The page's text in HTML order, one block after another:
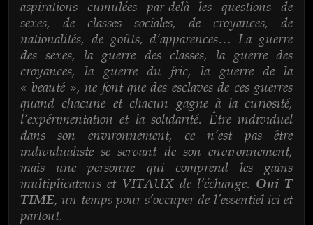
aspirations cumulées par-delà les questions de
sexes, de classes sociales, de croyances, de
nationalités, de goûts, d’apparences… La guerre
des sexes, la guerre des classes, la guerre des
croyances, la guerre du fric, la guerre de la
« beauté », ne font que des esclaves de ces guerres
quand chacune et chacun gagne à la curiosité,
l’expérimentation et la solidarité. Être individuel
dans son environnement, ce n’est pas être
individualiste se servant de son environnement,
mais une personne qui comprend les gains
multiplicateurs et VITAUX de l’échange. Oui T
TIME, un temps pour s’occuper de l’essentiel ici et
partout.